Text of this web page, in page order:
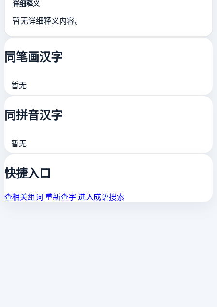
详细释义
暂无详细释义内容。
同笔画汉字
暂无
同拼音汉字
暂无
快捷入口
查相关组词 重新查字 进入成语搜索